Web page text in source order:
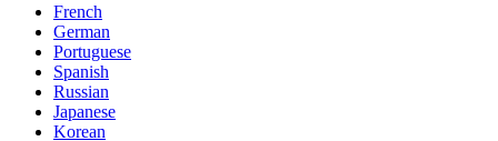
French
German
Portuguese
Spanish
Russian
Japanese
Korean